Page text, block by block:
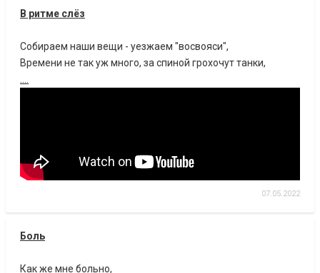
В ритме слёз
Собираем наши вещи - уезжаем "восвояси",
Времени не так уж много, за спиной грохочут танки,
07.05.2022
Боль
Как же мне больно,